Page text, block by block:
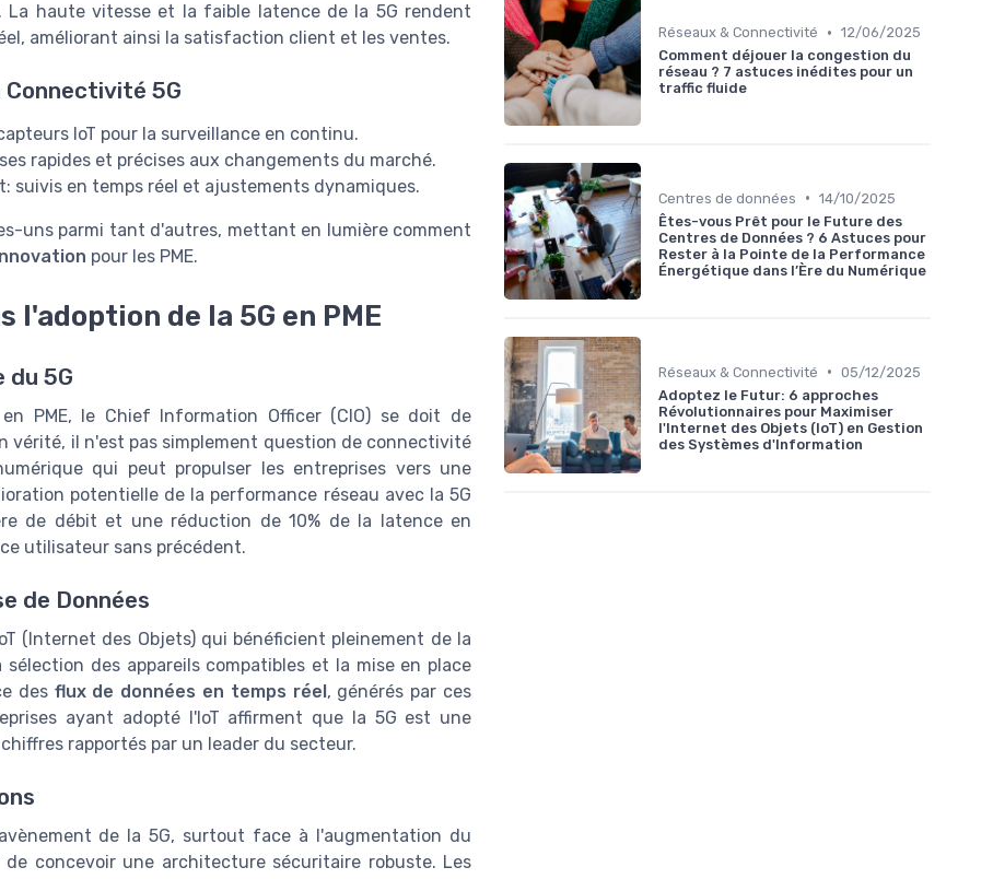
haute vitesse et la faible latence de la 5G rendent
améliorant ainsi la satisfaction client et les ventes.
Connectivité 5G
IoT pour la surveillance en continu.
rapides et précises aux changements du marché.
suivis en temps réel et ajustements dynamiques.
uns parmi tant d'autres, mettant en lumière comment
pour les PME.
l'adoption de la 5G en PME
du 5G
PME, le Chief Information Officer (CIO) se doit de
vérité, il n'est pas simplement question de connectivité
qui peut propulser les entreprises vers une
potentielle de la performance réseau avec la 5G
de débit et une réduction de 10% de la latence en
utilisateur sans précédent.
de Données
(Internet des Objets) qui bénéficient pleinement de la
sélection des appareils compatibles et la mise en place
des flux de données en temps réel, générés par ces
ayant adopté l'IoT affirment que la 5G est une
rapportés par un leader du secteur.
de la 5G, surtout face à l'augmentation du
concevoir une architecture sécuritaire robuste. Les
Réseaux & Connectivité • 12/06/2025
Comment déjouer la congestion du
réseau ? 7 astuces inédites pour un
traffic fluide
Centres de données • 14/10/2025
Êtes-vous Prêt pour le Future des
Centres de Données ? 6 Astuces pour
Rester à la Pointe de la Performance
Énergétique dans l’Ère du Numérique
Réseaux & Connectivité • 05/12/2025
Adoptez le Futur: 6 approches
Révolutionnaires pour Maximiser
l'Internet des Objets (IoT) en Gestion
des Systèmes d'Information